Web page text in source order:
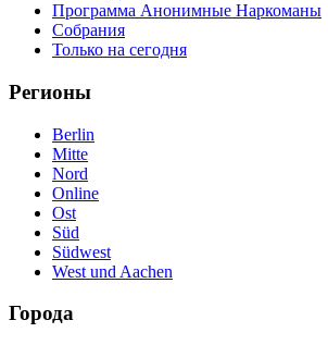
Программа Анонимные Наркоманы
Собрания
Только на сегодня
Регионы
Berlin
Mitte
Nord
Online
Ost
Süd
Südwest
West und Aachen
Города